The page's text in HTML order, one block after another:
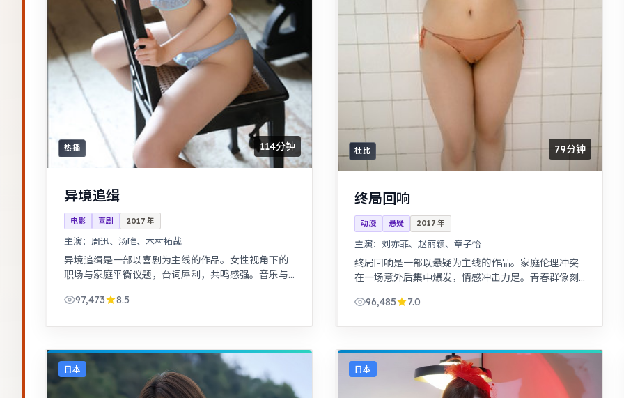
热播 114分钟
异境追缉
电影 喜剧 2017 年
主演： 周迅、汤唯、木村拓哉
异境追缉是一部以喜剧为主线的作品。女性视角下的
职场与家庭平衡议题，台词犀利，共鸣感强。音乐与
97,473
8.5
杜比 79分钟
终局回响
动漫 悬疑 2017 年
主演： 刘亦菲、赵丽颖、章子怡
终局回响是一部以悬疑为主线的作品。家庭伦理冲突
在一场意外后集中爆发，情感冲击力足。青春群像刻
96,485
7.0
日本 日本